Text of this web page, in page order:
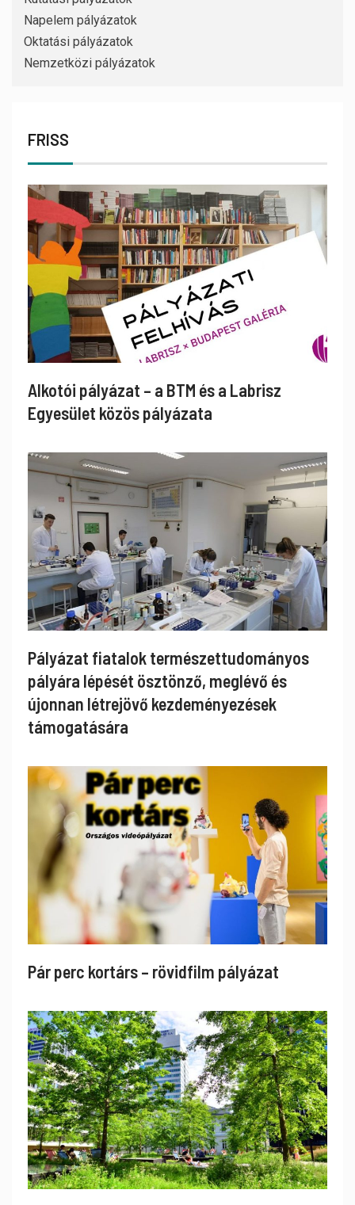
Napelem pályázatok
Oktatási pályázatok
Nemzetközi pályázatok
FRISS
Alkotói pályázat – a BTM és a Labrisz
Egyesület közös pályázata
Pályázat fiatalok természettudományos
pályára lépését ösztönző, meglévő és
újonnan létrejövő kezdeményezések
támogatására
Pár perc kortárs – rövidfilm pályázat